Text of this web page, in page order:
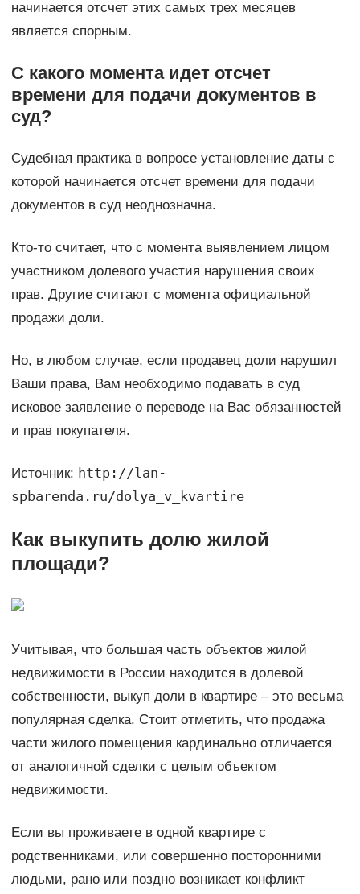
начинается отсчет этих самых трех месяцев
является спорным.
С какого момента идет отсчет
времени для подачи документов в
суд?
Судебная практика в вопросе установление даты с
которой начинается отсчет времени для подачи
документов в суд неоднозначна.
Кто-то считает, что с момента выявлением лицом
участником долевого участия нарушения своих
прав. Другие считают с момента официальной
продажи доли.
Но, в любом случае, если продавец доли нарушил
Ваши права, Вам необходимо подавать в суд
исковое заявление о переводе на Вас обязанностей
и прав покупателя.
Источник: http://lan-
spbarenda.ru/dolya_v_kvartire
Как выкупить долю жилой
площади?
Учитывая, что большая часть объектов жилой
недвижимости в России находится в долевой
собственности, выкуп доли в квартире – это весьма
популярная сделка. Стоит отметить, что продажа
части жилого помещения кардинально отличается
от аналогичной сделки с целым объектом
недвижимости.
Если вы проживаете в одной квартире с
родственниками, или совершенно посторонними
людьми, рано или поздно возникает конфликт